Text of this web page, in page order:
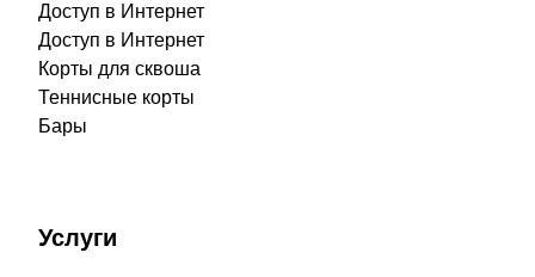
Доступ в Интернет
Доступ в Интернет
Корты для сквоша
Теннисные корты
Бары
Услуги